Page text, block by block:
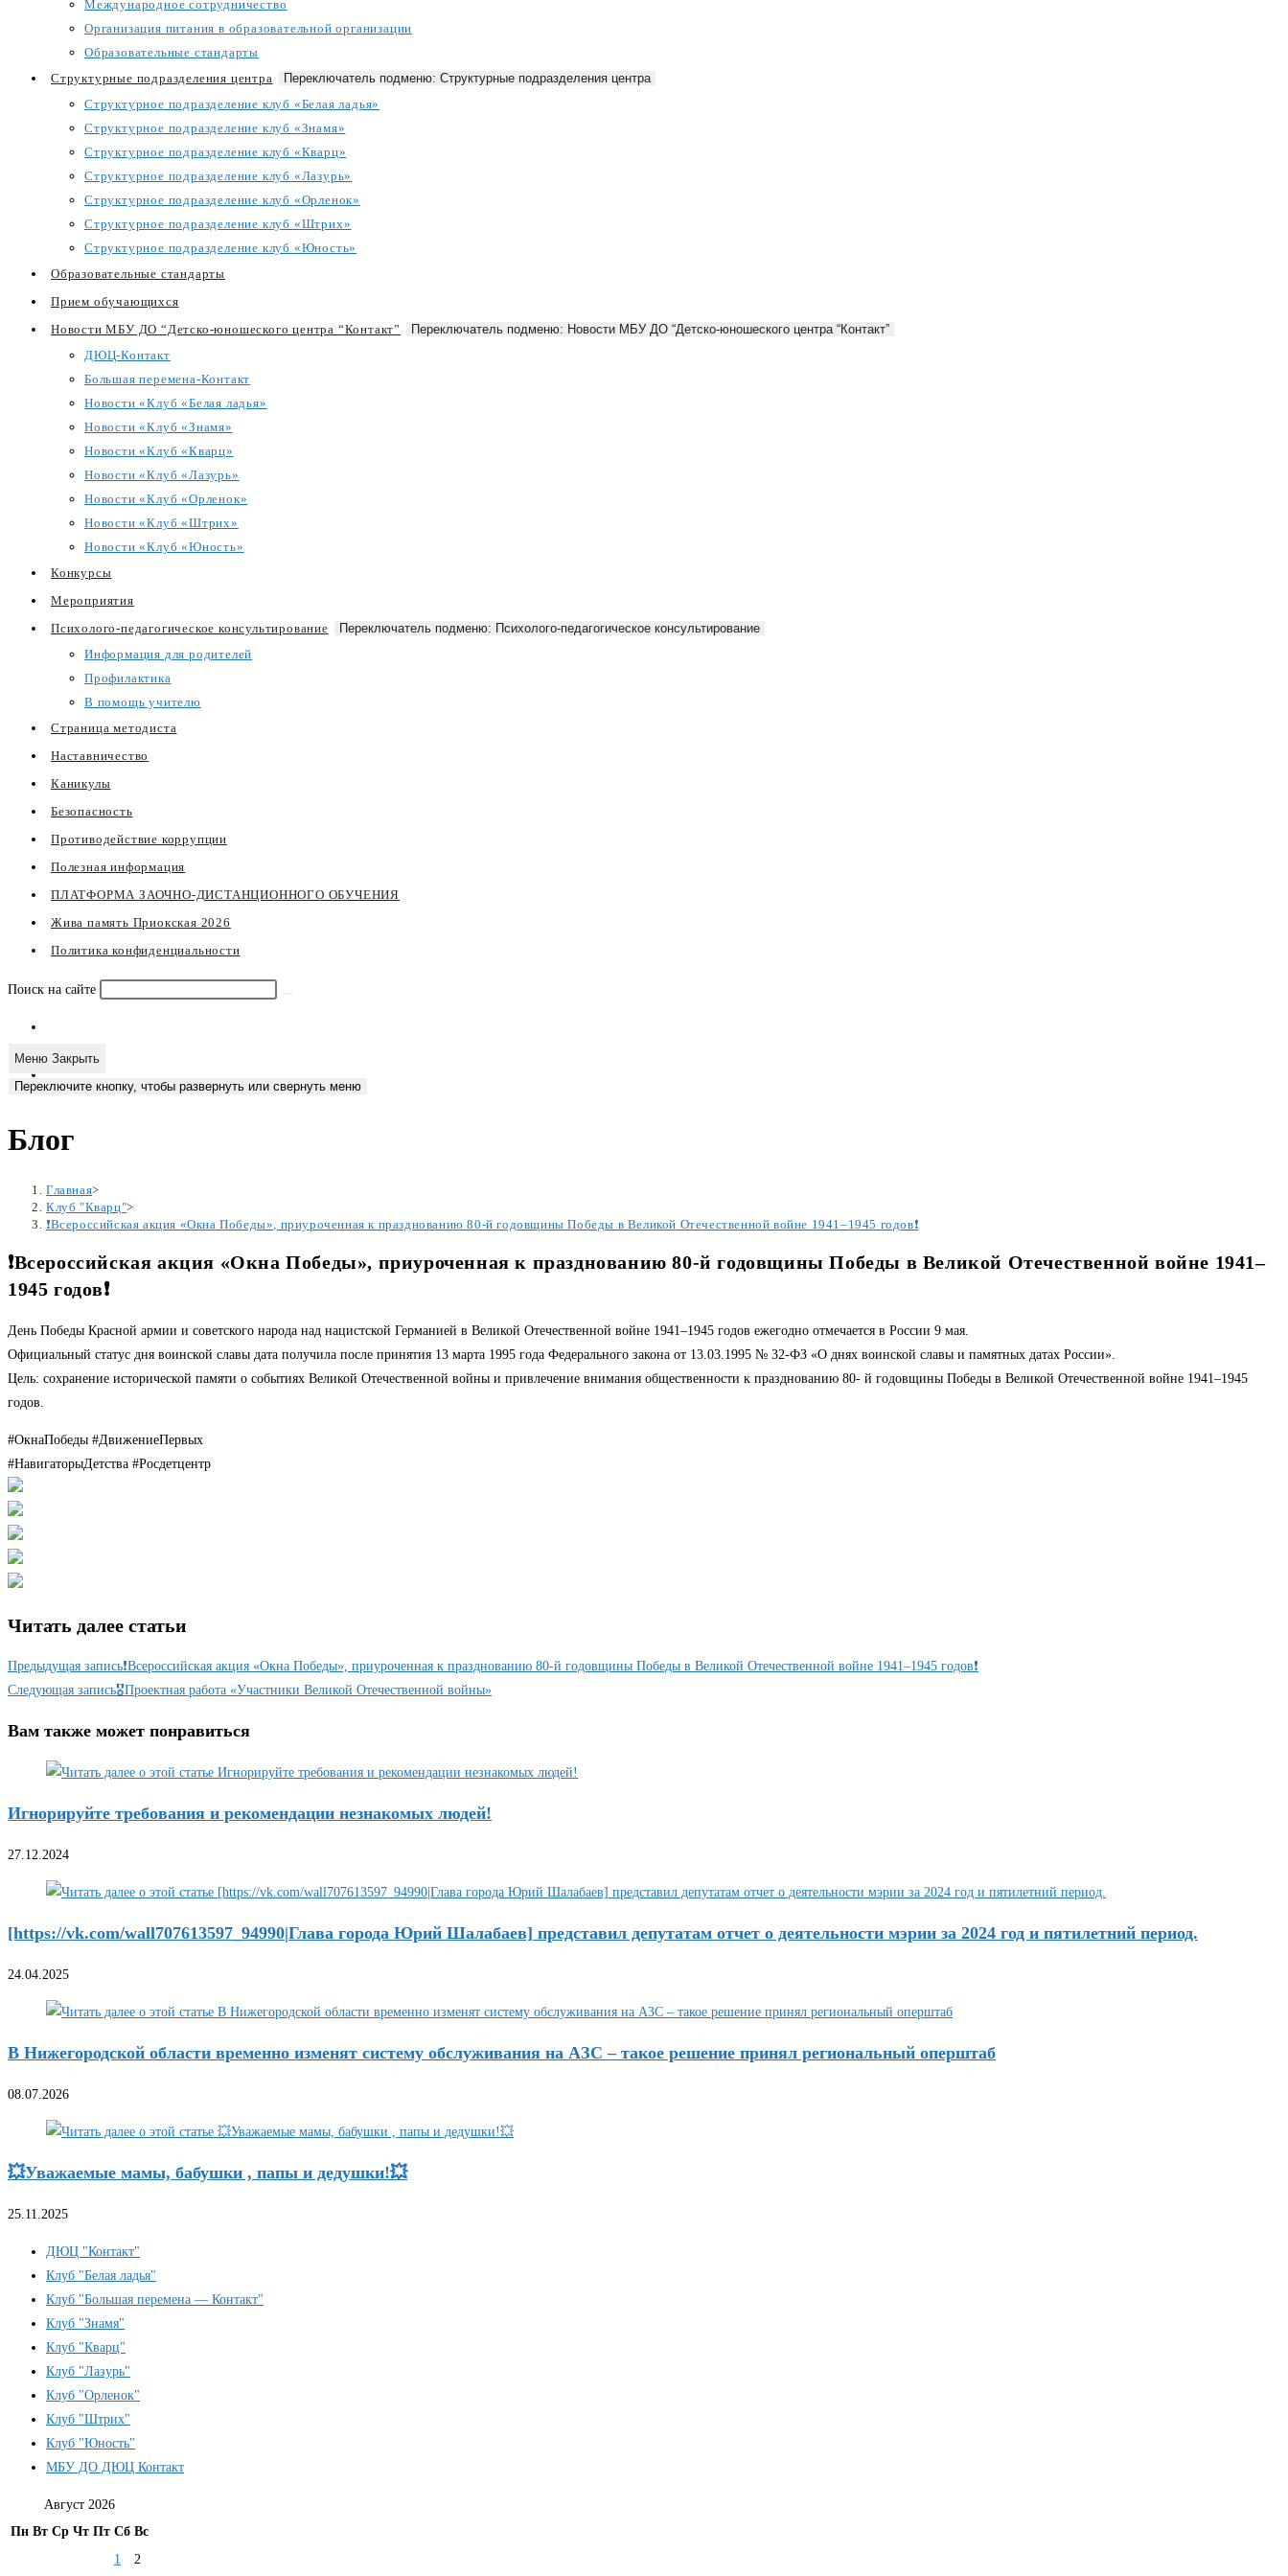
Международное сотрудничество
Организация питания в образовательной организации
Образовательные стандарты
Структурные подразделения центра
Переключатель подменю: Структурные подразделения центра
Структурное подразделение клуб «Белая ладья»
Структурное подразделение клуб «Знамя»
Структурное подразделение клуб «Кварц»
Структурное подразделение клуб «Лазурь»
Структурное подразделение клуб «Орленок»
Структурное подразделение клуб «Штрих»
Структурное подразделение клуб «Юность»
Образовательные стандарты
Прием обучающихся
Новости МБУ ДО “Детско-юношеского центра “Контакт”
Переключатель подменю: Новости МБУ ДО “Детско-юношеского центра “Контакт”
ДЮЦ-Контакт
Большая перемена-Контакт
Новости «Клуб «Белая ладья»
Новости «Клуб «Знамя»
Новости «Клуб «Кварц»
Новости «Клуб «Лазурь»
Новости «Клуб «Орленок»
Новости «Клуб «Штрих»
Новости «Клуб «Юность»
Конкурсы
Мероприятия
Психолого-педагогическое консультирование
Переключатель подменю: Психолого-педагогическое консультирование
Информация для родителей
Профилактика
В помощь учителю
Страница методиста
Наставничество
Каникулы
Безопасность
Противодействие коррупции
Полезная информация
ПЛАТФОРМА ЗАОЧНО-ДИСТАНЦИОННОГО ОБУЧЕНИЯ
Жива память Приокская 2026
Политика конфиденциальности
Поиск на сайте
Меню Закрыть
Переключите кнопку, чтобы развернуть или свернуть меню
Блог
Главная>
Клуб "Кварц">
❗️Всероссийская акция «Окна Победы», приуроченная к празднованию 80-й годовщины Победы в Великой Отечественной войне 1941–1945 годов❗
❗️Всероссийская акция «Окна Победы», приуроченная к празднованию 80-й годовщины Победы в Великой Отечественной войне 1941–
1945 годов❗
День Победы Красной армии и советского народа над нацистской Германией в Великой Отечественной войне 1941–1945 годов ежегодно отмечается в России 9 мая.
Официальный статус дня воинской славы дата получила после принятия 13 марта 1995 года Федерального закона от 13.03.1995 № 32-ФЗ «О днях воинской славы и памятных датах России».
Цель: сохранение исторической памяти о событиях Великой Отечественной войны и привлечение внимания общественности к празднованию 80- й годовщины Победы в Великой Отечественной войне 1941–1945
годов.
#ОкнаПобеды #ДвижениеПервых
#НавигаторыДетства #Росдетцентр
Читать далее статьи
Предыдущая запись❗Всероссийская акция «Окна Победы», приуроченная к празднованию 80-й годовщины Победы в Великой Отечественной войне 1941–1945 годов❗
Следующая запись🎖️Проектная работа «Участники Великой Отечественной войны»
Вам также может понравиться
Игнорируйте требования и рекомендации незнакомых людей!
27.12.2024
[https://vk.com/wall707613597_94990|Глава города Юрий Шалабаев] представил депутатам отчет о деятельности мэрии за 2024 год и пятилетний период.
24.04.2025
В Нижегородской области временно изменят систему обслуживания на АЗС – такое решение принял региональный оперштаб
08.07.2026
💥Уважаемые мамы, бабушки , папы и дедушки!💥
25.11.2025
ДЮЦ "Контакт"
Клуб "Белая ладья"
Клуб "Большая перемена — Контакт"
Клуб "Знамя"
Клуб "Кварц"
Клуб "Лазурь"
Клуб "Орленок"
Клуб "Штрих"
Клуб "Юность"
МБУ ДО ДЮЦ Контакт
Август 2026
Пн Вт Ср Чт Пт Сб Вс
1
2